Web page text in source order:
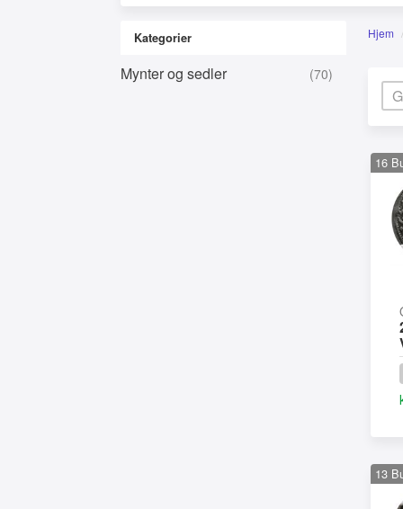
Kategorier
Mynter og sedler (70)
Hjem
16
13